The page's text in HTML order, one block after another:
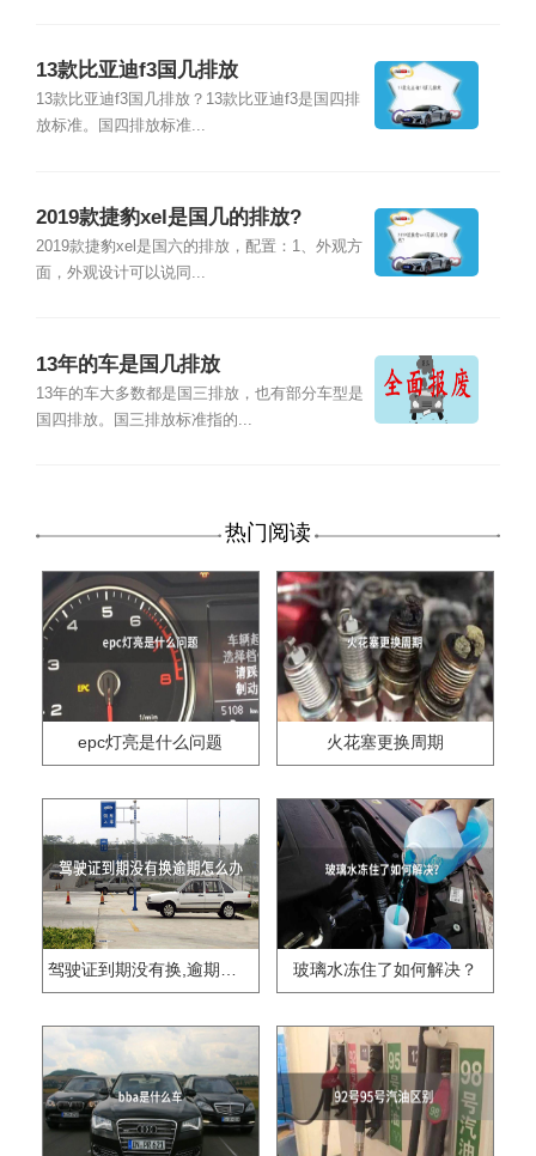
13款比亚迪f3国几排放
13款比亚迪f3国几排放？13款比亚迪f3是国四排
放标准。国四排放标准...
2019款捷豹xel是国几的排放?
2019款捷豹xel是国六的排放，配置：1、外观方
面，外观设计可以说同...
13年的车是国几排放
13年的车大多数都是国三排放，也有部分车型是
国四排放。国三排放标准指的...
热门阅读
epc灯亮是什么问题 火花塞更换周期
驾驶证到期没有换,逾期怎么办?? 玻璃水冻住了如何解决？